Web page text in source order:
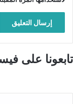
تابعونا على